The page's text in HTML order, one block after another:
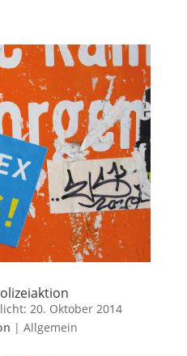
20. Oktober 2014
| Allgemein